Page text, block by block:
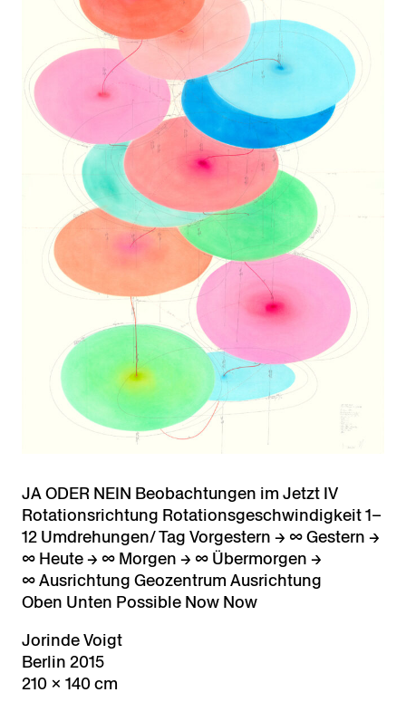
JA ODER NEIN Beobachtungen im Jetzt IV
Rotationsrichtung Rotationsgeschwindigkeit 1–
12 Umdrehungen/ Tag Vorgestern → ∞ Gestern →
∞ Heute → ∞ Morgen → ∞ Übermorgen →
∞ Ausrichtung Geozentrum Ausrichtung
Oben Unten Possible Now Now
Jorinde Voigt
Berlin 2015
210 × 140 cm